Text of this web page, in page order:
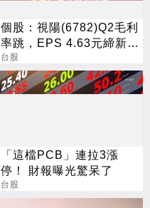
個股：視陽(6782)Q2毛利
率跳，EPS 4.63元締新
猷，本季營運續看旺
台股
「這檔PCB」連拉3漲
停！ 財報曝光驚呆了
台股